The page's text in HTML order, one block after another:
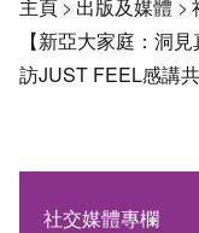
主頁> 出版及媒體 >
【新亞大家庭：洞
訪JUST FEEL感講
社交媒體專欄